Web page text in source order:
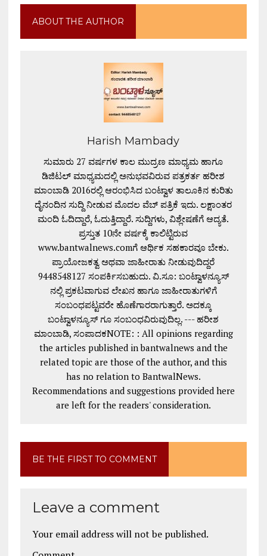
ABOUT THE AUTHOR
Harish Mambady
ಸುಮಾರು 27 ವರ್ಷಗಳ ಕಾಲ ಮುದ್ರಣ ಮಾಧ್ಯಮ ಹಾಗೂ
ಡಿಜಿಟಲ್ ಮಾಧ್ಯಮದಲ್ಲಿ ಅನುಭವವಿರುವ ಪತ್ರಕರ್ತ ಹರೀಶ
ಮಾಂಬಾಡಿ 2016ರಲ್ಲಿ ಆರಂಭಿಸಿದ ಬಂಟ್ವಾಳ ತಾಲೂಕಿನ ಕುರಿತು
ದೈನಂದಿನ ಸುದ್ದಿ ನೀಡುವ ಮೊದಲ ವೆಬ್ ಪತ್ರಿಕೆ ಇದು. ಲಕ್ಷಾಂತರ
ಮಂದಿ ಓದಿದ್ದಾರೆ, ಓದುತ್ತಿದ್ದಾರೆ. ಸುದ್ದಿಗಳು, ವಿಶ್ಲೇಷಣೆಗೆ ಆದ್ಯತೆ.
ಪ್ರಸ್ತುತ 10ನೇ ವರ್ಷಕ್ಕೆ ಕಾಲಿಟ್ಟಿರುವ
www.bantwalnews.comಗೆ ಆರ್ಥಿಕ ಸಹಕಾರವೂ ಬೇಕು.
ಪ್ರಾಯೋಜಕತ್ವ ಅಥವಾ ಜಾಹೀರಾತು ನೀಡುವುದಿದ್ದರೆ
9448548127 ಸಂಪರ್ಕಿಸಬಹುದು. ವಿ.ಸೂ: ಬಂಟ್ವಾಳನ್ಯೂಸ್
ನಲ್ಲಿ ಪ್ರಕಟವಾಗುವ ಲೇಖನ ಹಾಗೂ ಜಾಹೀರಾತುಗಳಿಗೆ
ಸಂಬಂಧಪಟ್ಟವರೇ ಹೊಣೆಗಾರರಾಗುತ್ತಾರೆ. ಅದಕ್ಕೂ
ಬಂಟ್ವಾಳನ್ಯೂಸ್ ಗೂ ಸಂಬಂಧವಿರುವುದಿಲ್ಲ. --- ಹರೀಶ
ಮಾಂಬಾಡಿ, ಸಂಪಾದಕNOTE: : All opinions regarding
the articles published in bantwalnews and the
related topic are those of the author, and this
has no relation to BantwalNews.
Recommendations and suggestions provided here
are left for the readers' consideration.
BE THE FIRST TO COMMENT
Leave a comment
Your email address will not be published.